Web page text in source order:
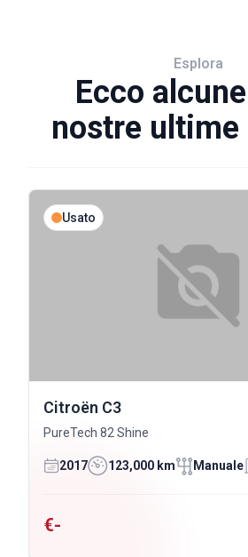
Esplora
Ecco
nostre
Usato
Citroën C3
PureTech 82 Shine
2017 123,000 km Manuale
€-